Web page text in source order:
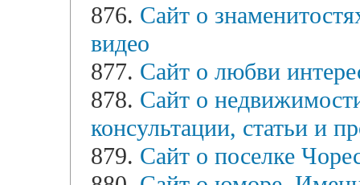
876. Сайт о
видео
877. Сайт о любви
878. Сайт о
консультации, статьи и
879. Сайт о поселке